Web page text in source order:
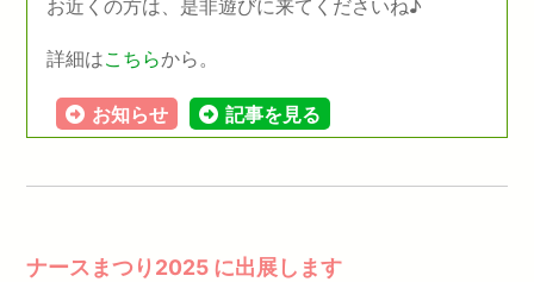
お近くの方は、是非遊びに来てくださいね♪
詳細はこちらから。
お知らせ 記事を見る
ナースまつり2025 に出展します